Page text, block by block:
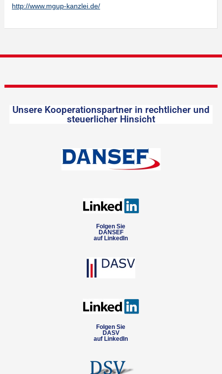
http://www.mgup-kanzlei.de/
Unsere Kooperationspartner in rechtlicher und
steuerlicher Hinsicht
Folgen Sie
DANSEF
auf LinkedIn
Folgen Sie
DASV
auf LinkedIn